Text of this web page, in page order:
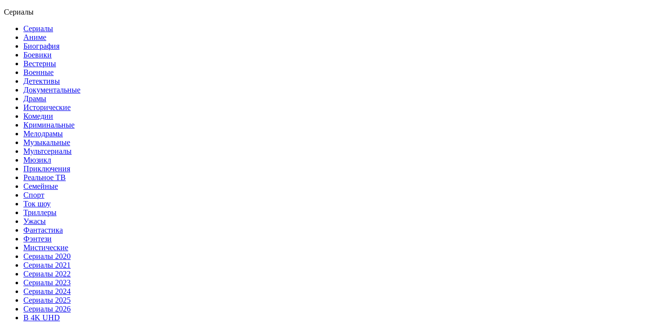
Сериалы
Сериалы
Аниме
Биография
Боевики
Вестерны
Военные
Детективы
Документальные
Драмы
Исторические
Комедии
Криминальные
Мелодрамы
Музыкальные
Мультсериалы
Мюзикл
Приключения
Реальное ТВ
Семейные
Спорт
Ток шоу
Триллеры
Ужасы
Фантастика
Фэнтези
Мистические
Сериалы 2020
Сериалы 2021
Сериалы 2022
Сериалы 2023
Сериалы 2024
Сериалы 2025
Сериалы 2026
В 4K UHD